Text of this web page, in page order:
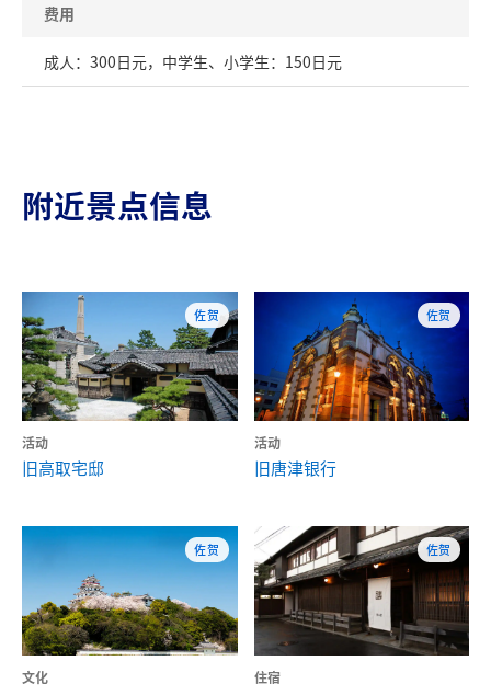
费用
成人：300日元，中学生、小学生：150日元
附近景点信息
佐贺
活动
旧高取宅邸
佐贺
活动
旧唐津银行
佐贺
文化
佐贺
住宿